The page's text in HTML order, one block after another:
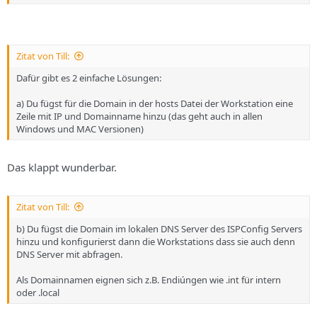
Zitat von Till:
Dafür gibt es 2 einfache Lösungen:
a) Du fügst für die Domain in der hosts Datei der Workstation eine
Zeile mit IP und Domainname hinzu (das geht auch in allen
Windows und MAC Versionen)
Das klappt wunderbar.
Zitat von Till:
b) Du fügst die Domain im lokalen DNS Server des ISPConfig Servers
hinzu und konfigurierst dann die Workstations dass sie auch denn
DNS Server mit abfragen.
Als Domainnamen eignen sich z.B. Endiúngen wie .int für intern
oder .local